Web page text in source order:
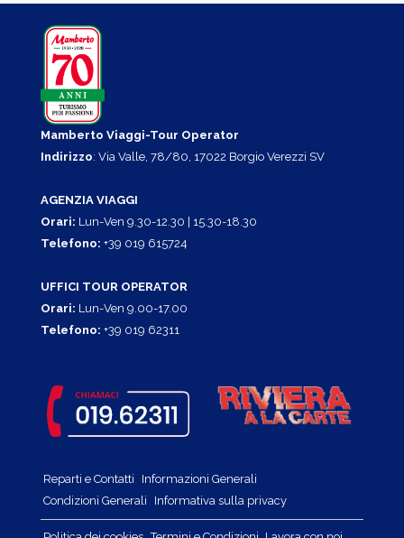
Mamberto Viaggi-Tour Operator
Indirizzo: Via Valle, 78/80, 17022 Borgio Verezzi SV
AGENZIA VIAGGI
Orari: Lun-Ven 9.30-12.30 | 15.30-18.30
Telefono: +39 019 615724
UFFICI TOUR OPERATOR
Orari: Lun-Ven 9.00-17.00
Telefono: +39 019 62311
Reparti e Contatti
Informazioni Generali
Condizioni Generali
Informativa sulla privacy